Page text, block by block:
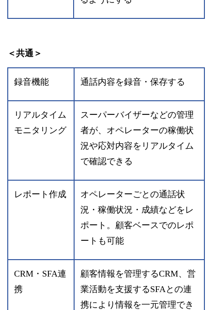
＜共通＞
録音機能 通話内容を録音・保存する
リアルタイム
モニタリング
スーパーバイザーなどの管理
者が、オペレーターの稼働状
況や応対内容をリアルタイム
で確認できる
レポート作成
オペレーターごとの通話状
況・稼働状況・成績などをレ
ポート。顧客ベースでのレポ
ートも可能
CRM・SFA連
携
顧客情報を管理するCRM、営
業活動を支援するSFAとの連
携により情報を一元管理でき